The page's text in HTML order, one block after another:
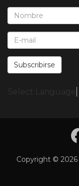
Nombre*:
E-Mail*:
Subscribirse
Select Language
Copyright © 2026